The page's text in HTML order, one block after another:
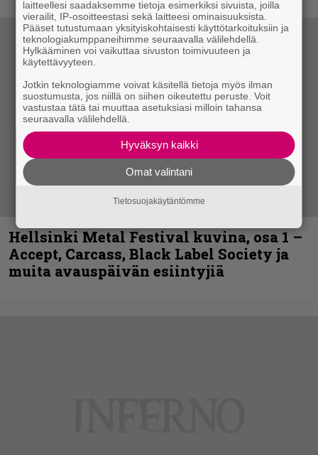
Hellsinki Metal Festival kuvina, osa 1 –
Accept, Carcass, Black Label Society ja
muita avauspäivän esiintyjiä
laitteellesi saadaksemme tietoja esimerkiksi sivuista, joilla
vierailit, IP-osoitteestasi sekä laitteesi ominaisuuksista.
Pääset tutustumaan yksityiskohtaisesti käyttötarkoituksiin ja
teknologiakumppaneihimme seuraavalla välilehdellä.
Hylkääminen voi vaikuttaa sivuston toimivuuteen ja
käytettävyyteen.
Jotkin teknologiamme voivat käsitellä tietoja myös ilman
suostumusta, jos niillä on siihen oikeutettu peruste. Voit
vastustaa tätä tai muuttaa asetuksiasi milloin tahansa
seuraavalla välilehdellä.
Hyväksyn kaikki
Omat valintani
Tietosuojakäytäntömme